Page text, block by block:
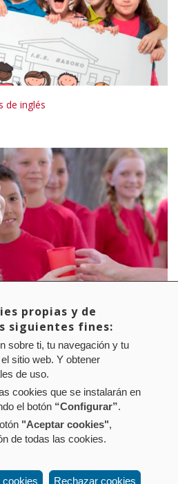
de inglés
Política de cookies
nº 38, 2º Dcha - 31001
propias y de
siguientes fines:
sobre ti, tu navegación y tu
sitio web. Y obtener
de uso.
cookies que se instalarán en
el botón “Configurar”.
"Aceptar cookies",
de todas las cookies.
cookies Rechazar cookies